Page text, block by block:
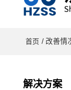
首页 / 改善情
解决方案